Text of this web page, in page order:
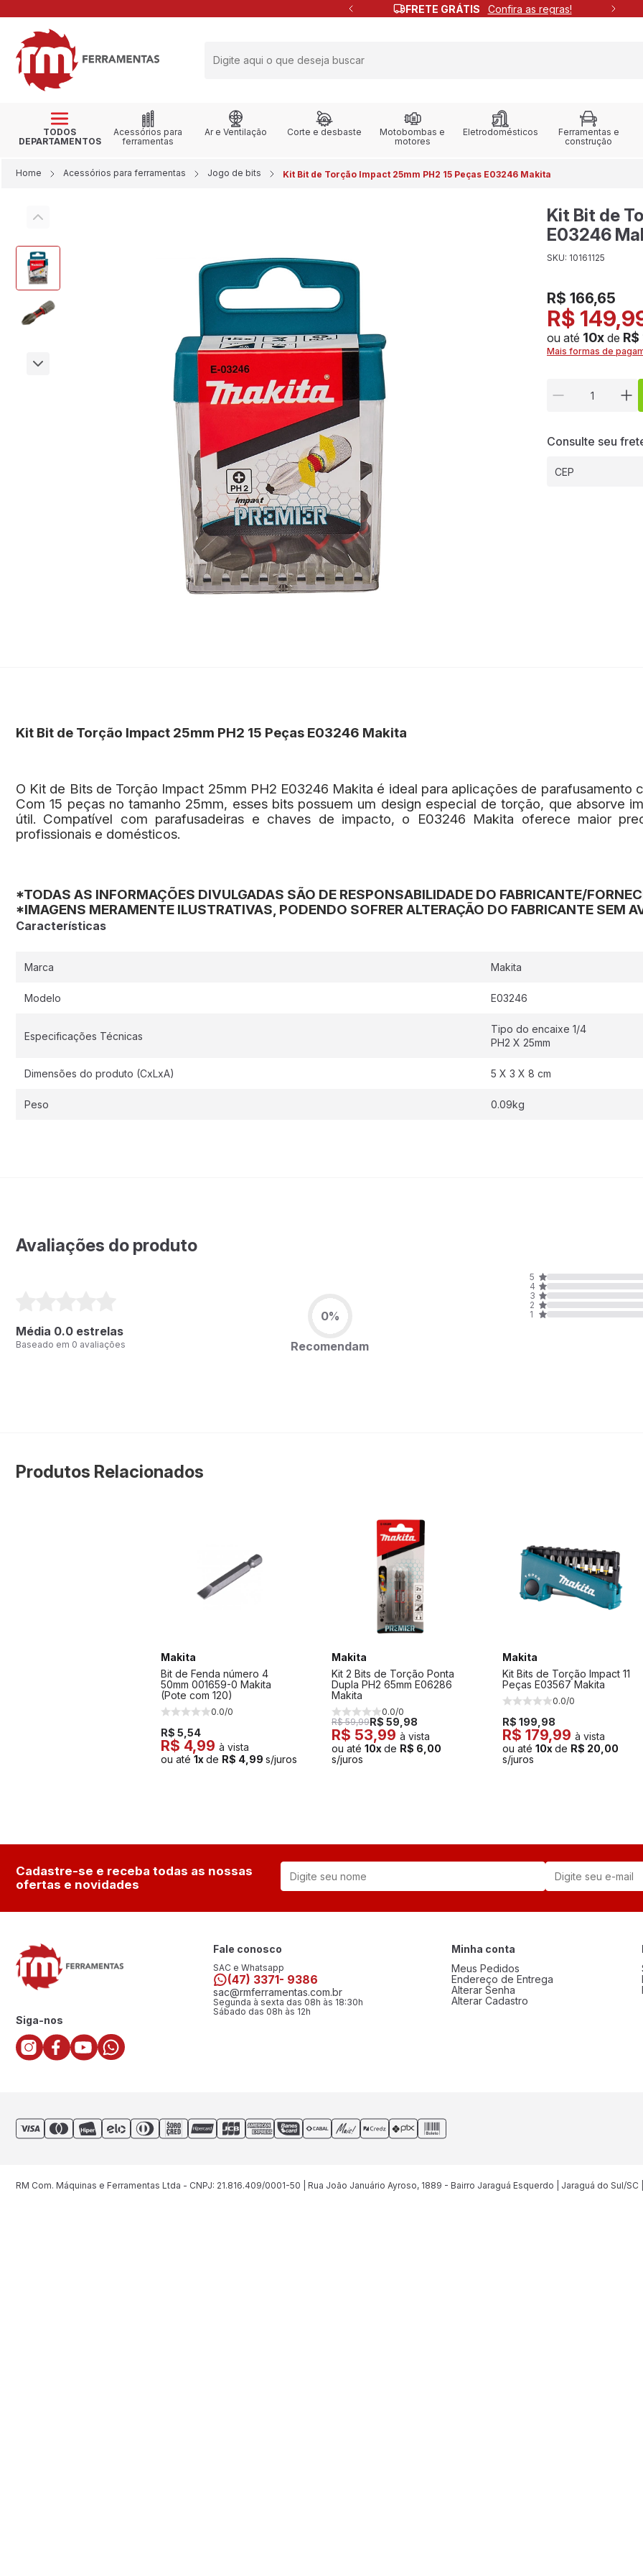
FRETE GRÁTIS Confira as regras!
TODOS
DEPARTAMENTOS
Acessórios para
ferramentas
Ar e Ventilação Corte e desbaste
Motobombas e
motores
Eletrodomésticos
Ferramentas e
construção
Home Acessórios para ferramentas Jogo de bits Kit Bit de Torção Impact 25mm PH2 15 Peças E03246 Makita
Kit Bit de
E03246
SKU: 10161125
R$ 166,65
R$
ou até 10x de R$
Mais formas de
Consulte seu
Kit Bit de Torção Impact 25mm PH2 15 Peças E03246 Makita
O Kit de Bits de Torção Impact 25mm PH2 E03246 Makita é ideal para aplicações de parafusamento
Com 15 peças no tamanho 25mm, esses bits possuem um design especial de torção, que absorve
útil. Compatível com parafusadeiras e chaves de impacto, o E03246 Makita oferece maior
profissionais e domésticos.
*TODAS AS INFORMAÇÕES DIVULGADAS SÃO DE RESPONSABILIDADE DO FABRICANTE/
*IMAGENS MERAMENTE ILUSTRATIVAS, PODENDO SOFRER ALTERAÇÃO DO FABRICANTE SEM
Características
Marca Makita
Modelo E03246
Especificações Técnicas
Tipo do encaixe 1/4
PH2 X 25mm
Dimensões do produto (CxLxA) 5 X 3 X 8 cm
Peso 0.09kg
Avaliações do produto
Média 0.0 estrelas
Baseado em 0 avaliações
0%
Recomendam
5
4
3
2
1
Produtos Relacionados
Makita
Bit de Fenda número 4
50mm 001659-0 Makita
(Pote com 120)
0.0/0
R$ 5,54
R$ 4,99 à vista
ou até 1x de R$ 4,99 s/juros
Makita
Kit 2 Bits de Torção Ponta
Dupla PH2 65mm E06286
Makita
0.0/0
R$ 59,99R$ 59,98
R$ 53,99 à vista
ou até 10x de R$ 6,00
s/juros
Makita
Kit Bits de Torção Impact 11
Peças E03567 Makita
0.0/0
R$ 199,98
R$ 179,99 à vista
ou até 10x de R$ 20,00
s/juros
Cadastre-se e receba todas as nossas
ofertas e novidades
Siga-nos
Fale conosco
SAC e Whatsapp
(47) 3371- 9386
sac@rmferramentas.com.br
Segunda à sexta das 08h às 18:30h
Sábado das 08h às 12h
Minha conta
Meus Pedidos
Endereço de Entrega
Alterar Senha
Alterar Cadastro
RM Com. Máquinas e Ferramentas Ltda - CNPJ: 21.816.409/0001-50 | Rua João Januário Ayroso, 1889 - Bairro Jaraguá Esquerdo | Jaraguá do Sul/